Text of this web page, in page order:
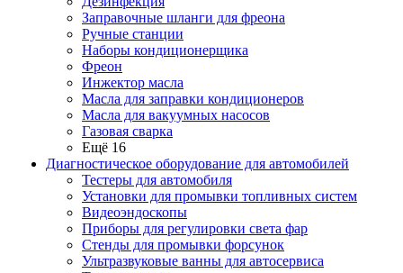
Заправочные шланги для фреона
Ручные станции
Наборы кондиционерщика
Фреон
Инжектор масла
Масла для заправки кондиционеров
Масла для вакуумных насосов
Газовая сварка
Ещё 16
Диагностическое оборудование для автомобилей
Тестеры для автомобиля
Установки для промывки топливных систем
Видеоэндоскопы
Приборы для регулировки света фар
Стенды для промывки форсунок
Ультразвуковые ванны для автосервиса